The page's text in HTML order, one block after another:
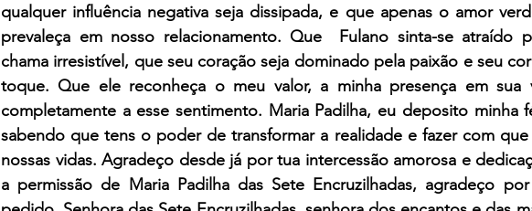
qualquer influência negativa seja dissipada, e que apenas o amor
prevaleça em nosso relacionamento. Que  Fulano sinta-se atraído
chama irresistível, que seu coração seja dominado pela paixão e seu
toque. Que ele reconheça o meu valor, a minha presença em sua
completamente a esse sentimento. Maria Padilha, eu deposito minha
sabendo que tens o poder de transformar a realidade e fazer com
nossas vidas. Agradeço desde já por tua intercessão amorosa e
a permissão de Maria Padilha das Sete Encruzilhadas, agradeço